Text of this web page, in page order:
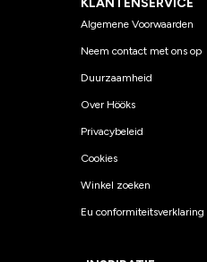
Algemene Voorwaarden
Neem contact met ons op
Duurzaamheid
Over Hööks
Privacybeleid
Cookies
Winkel zoeken
Eu conformiteitsverklaring